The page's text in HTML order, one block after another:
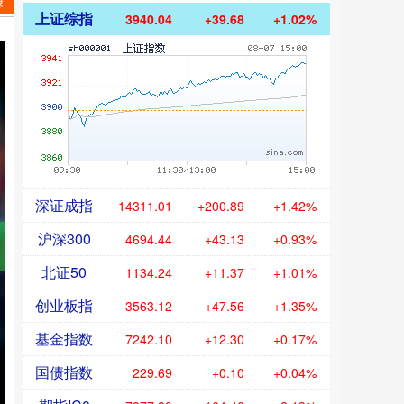
上证综指 3940.04 +39.68 +1.02%
深证成指 14311.01 +200.89 +1.42%
沪深300 4694.44 +43.13 +0.93%
北证50 1134.24 +11.37 +1.01%
创业板指 3563.12 +47.56 +1.35%
基金指数 7242.10 +12.30 +0.17%
国债指数 229.69 +0.10 +0.04%